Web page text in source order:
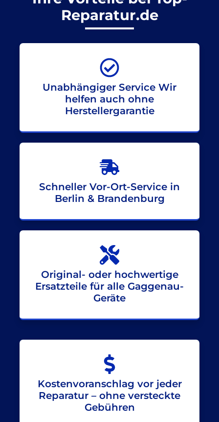
Reparatur.de
Unabhängiger Service Wir
helfen auch ohne
Herstellergarantie
Schneller Vor-Ort-Service in
Berlin & Brandenburg
Original- oder hochwertige
Ersatzteile für alle Gaggenau-
Geräte
Kostenvoranschlag vor jeder
Reparatur – ohne versteckte
Gebühren